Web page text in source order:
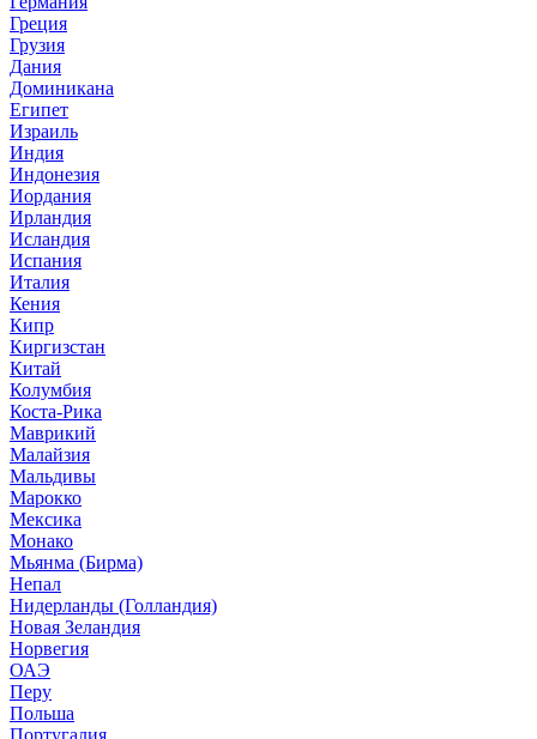
Греция
Грузия
Дания
Доминикана
Египет
Израиль
Индия
Индонезия
Иордания
Ирландия
Исландия
Испания
Италия
Кения
Кипр
Киргизстан
Китай
Колумбия
Коста-Рика
Маврикий
Малайзия
Мальдивы
Марокко
Мексика
Монако
Мьянма (Бирма)
Непал
Нидерланды (Голландия)
Новая Зеландия
Норвегия
ОАЭ
Перу
Польша
Португалия